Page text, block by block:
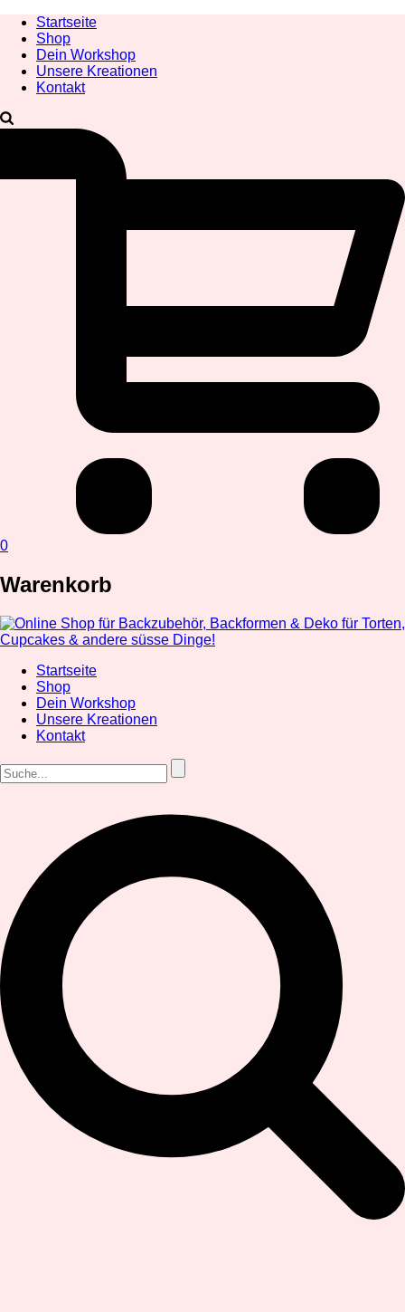
Startseite
Shop
Dein Workshop
Unsere Kreationen
Kontakt
0
Warenkorb
Startseite
Shop
Dein Workshop
Unsere Kreationen
Kontakt